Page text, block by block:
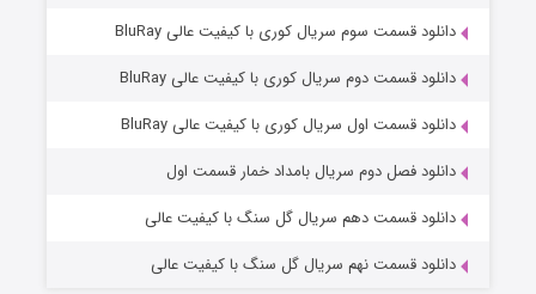
مردگان متحرک: شهر مرده ۳
قسمت۲ (زیرنویس) منتشر شد
دانلود قسمت سوم سریال کوری با کیفیت عالی BluRay
دانلود قسمت دوم سریال کوری با کیفیت عالی BluRay
دانلود قسمت اول سریال کوری با کیفیت عالی BluRay
دانلود فصل دوم سریال بامداد خمار قسمت اول
دانلود قسمت دهم سریال گل سنگ با کیفیت عالی
دانلود قسمت نهم سریال گل سنگ با کیفیت عالی